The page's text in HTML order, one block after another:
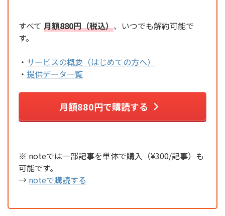
すべて 月額880円（税込）、いつでも解約可能で
す。
・ サービスの概要（はじめての方へ）
・ 提供データ一覧
月額880円で購読する
※ noteでは一部記事を単体で購入（¥300/記事）も
可能です。
→ noteで購読する